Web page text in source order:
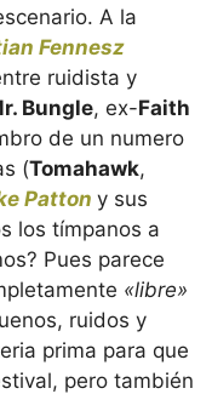
A la
Fennesz
ruidista y
Bungle, ex-Faith
de un numero
(Tomahawk,
Patton y sus
los tímpanos a
Pues parece
«libre»
ruidos y
prima para que
pero también